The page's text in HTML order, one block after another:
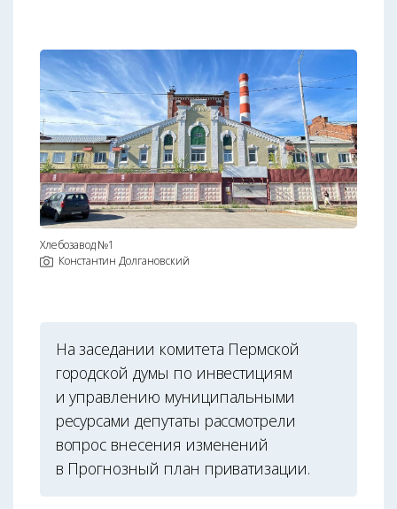
Хлебозавод №1
Константин Долгановский
На заседании комитета Пермской
городской думы по инвестициям
и управлению муниципальными
ресурсами депутаты рассмотрели
вопрос внесения изменений
в Прогнозный план приватизации.